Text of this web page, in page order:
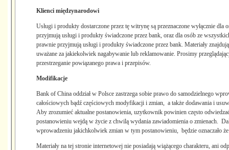
Klienci międzynarodowi
Usługi i produkty dostarczone przez tę witrynę są przeznaczone wyłącznie
przyjmują usługi i produkty świadczone przez bank, oraz dla osób ze
prawnie przyjmują usługi i produkty świadczone przez bank. Materiały
uważane za jakiekolwiek nagabywanie lub reklamowanie. Prosimy
przestrzeganie powiązanego prawa i przepisów.
Modifikacje
Bank of China oddział w Polsce zastrzega sobie prawo do samodzielnego
całościowych bądź częściowych modyfikacji i zmian, a także dodawania i
Aby zrozumieć aktualne postanowienia, uzytkownik powinien często
postanowieniu wejdą w życie z chwilą wydania zawiadomienia o zmienach.
wprowadzeniu jakichkolwiek zmian w tym postanowieniu, będzie oznaczało
Materiały na tej stronie internetowej nie posiadają wiążącego charakteru, ani